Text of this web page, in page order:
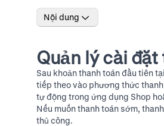
Nội dung
Quản lý cài
Sau khoản thanh toán đầu tiên
tiếp theo vào phương thức
tự động trong ứng dụng Shop
Nếu muốn thanh toán sớm,
thủ công.